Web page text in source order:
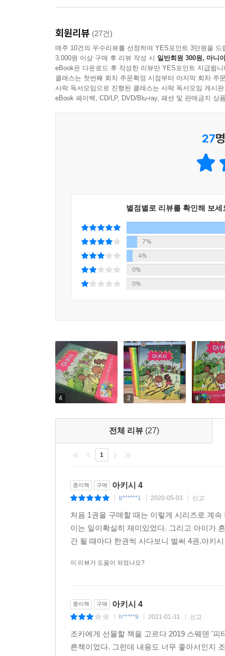
물론, 새로운 여성상을 발견하고 상상해 볼 기회도
머릿니, 만화 캐릭터, 치과…… 친근하게 다가오는
해외여행이 활발해졌다고는 하지만, 어린이
코트디부아르의 풍경과 문화에 대한 호기심을
멀게만 생각했던 아프리카가 조금은 가까워질 것
회원리뷰 (27건)
매주 10건의 우수리뷰를 선정하여 YES포인트 3만원을 드
3,000원 이상 구매 후 리뷰 작성 시 일반회원 300원, 마니
eBook은 다운로드 후 작성한 리뷰만 YES포인트 지급됩니
클래스는 첫번째 회차 주문확정 시점부터 마지막 회차 주
사락 독서모임으로 진행된 클래스는 사락 독서모임 게시
eBook 페이백, CD/LP, DVD/Blu-ray, 패션 및 판매금지 상
27
별점별로 리뷰를 확인해 보세
7%
4%
0%
0%
4 2 4
전체 리뷰 (27)
1
종이책 구매 아키시 4
b******1 2020-05-03 신고
처음 1권을 구매할 때는 이렇게 시리즈로 계
이는 일이확실히 재미있었다. 그리고 아이가
간 될 때마다 한권씩 사다보니 벌써 4권.아키
이 리뷰가 도움이 되었나요?
종이책 구매 아키시 4
h*****9 2021-01-31 신고
조카에게 선물할 책을 고르다 2019 스웨덴 '
른책이었다. 그런데 내용도 너무 좋아서인지